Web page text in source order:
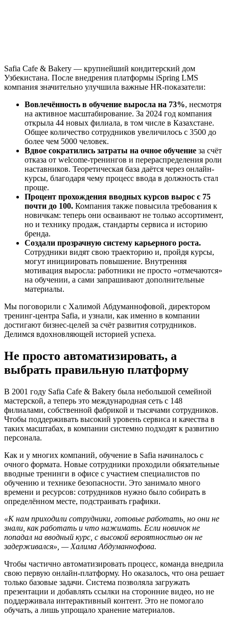
Safia Cafe & Bakery — крупнейший кондитерский дом
Узбекистана. После внедрения платформы iSpring LMS
компания значительно улучшила важные HR-показатели:
Вовлечённость в обучение выросла на 73%, несмотря
на активное масштабирование. За 2024 год компания
открыла 44 новых филиала, в том числе в Казахстане.
Общее количество сотрудников увеличилось с 3500 до
более чем 5000 человек.
Вдвое сократились затраты на очное обучение за счёт
отказа от welcome-тренингов и перераспределения роли
наставников. Теоретическая база даётся через онлайн-
курсы, благодаря чему процесс ввода в должность стал
проще.
Процент прохождения вводных курсов вырос с 75
почти до 100. Компания также повысила требования к
новичкам: теперь они осваивают не только ассортимент,
но и технику продаж, стандарты сервиса и историю
бренда.
Создали прозрачную систему карьерного роста.
Сотрудники видят свою траекторию и, пройдя курсы,
могут инициировать повышение. Внутренняя
мотивация выросла: работники не просто «отмечаются»
на обучении, а сами запрашивают дополнительные
материалы.
Мы поговорили с Халимой Абдуманнофовой, директором
тренинг-центра Safia, и узнали, как именно в компании
достигают бизнес-целей за счёт развития сотрудников.
Делимся вдохновляющей историей успеха.
Не просто автоматизировать, а
выбрать правильную платформу
В 2001 году Safia Cafe & Bakery была небольшой семейной
мастерской, а теперь это международная сеть с 148
филиалами, собственной фабрикой и тысячами сотрудников.
Чтобы поддерживать высокий уровень сервиса и качества в
таких масштабах, в компании системно подходят к развитию
персонала.
Как и у многих компаний, обучение в Safia начиналось с
очного формата. Новые сотрудники проходили обязательные
вводные тренинги в офисе с участием специалистов по
обучению и технике безопасности. Это занимало много
времени и ресурсов: сотрудников нужно было собирать в
определённом месте, подстраивать графики.
«К нам приходили сотрудники, готовые работать, но они не
знали, как работать и что нажимать. Если новичок не
попадал на вводный курс, с высокой вероятностью он не
задерживался», — Халима Абдуманнофова.
Чтобы частично автоматизировать процесс, команда внедрила
свою первую онлайн-платформу. Но оказалось, что она решает
только базовые задачи. Система позволяла загружать
презентации и добавлять ссылки на сторонние видео, но не
поддерживала интерактивный контент. Это не помогало
обучать, а лишь упрощало хранение материалов.